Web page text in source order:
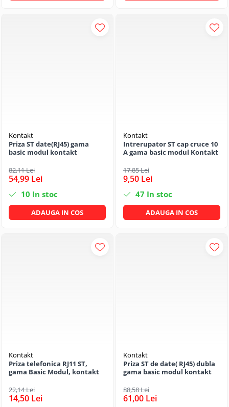
Kontakt
Priza ST date(RJ45) gama
basic modul kontakt
82,11 Lei
54,99 Lei
10 In stoc
ADAUGA IN COS
Kontakt
Intrerupator ST cap cruce 10
A gama basic modul Kontakt
17,85 Lei
9,50 Lei
47 In stoc
ADAUGA IN COS
Kontakt
Priza telefonica RJ11 ST,
gama Basic Modul, kontakt
22,14 Lei
14,50 Lei
Kontakt
Priza ST de date( RJ45) dubla
gama basic modul kontakt
88,58 Lei
61,00 Lei